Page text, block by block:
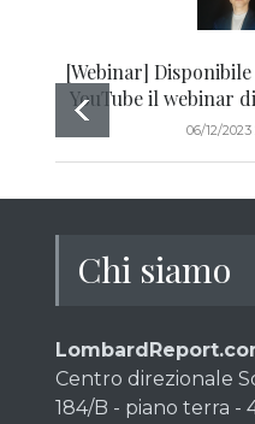
[Webinar]
YouTube il webinar
06/12/2023
Chi siamo
Centro direzionale
184/B - piano terra -